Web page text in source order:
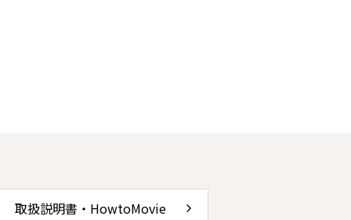
取扱説明書・HowtoMovie